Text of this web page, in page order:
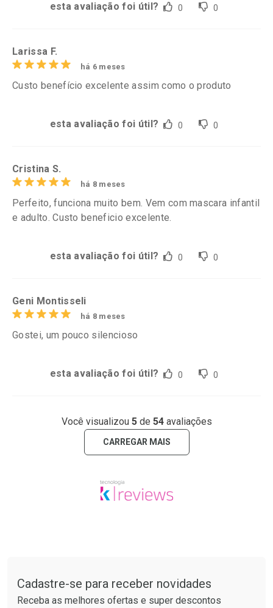
esta avaliação foi útil? 0 0
Larissa F.
há 6 meses
Custo benefício excelente assim como o produto
esta avaliação foi útil? 0 0
Cristina S.
há 8 meses
Perfeito, funciona muito bem. Vem com mascara infantil
e adulto. Custo beneficio excelente.
esta avaliação foi útil? 0 0
Geni Montisseli
há 8 meses
Gostei, um pouco silencioso
esta avaliação foi útil? 0 0
Você visualizou 5de 54avaliações
CARREGAR MAIS
Cadastre-se para receber novidades
Receba as melhores ofertas e super descontos